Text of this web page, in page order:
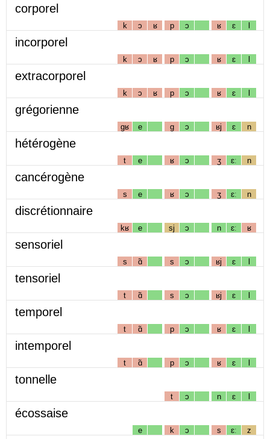
corporel
k ɔ ʁ p ɔ ʁ ɛ l
incorporel
k ɔ ʁ p ɔ ʁ ɛ l
extracorporel
k ɔ ʁ p ɔ ʁ ɛ l
grégorienne
gʁ e g ɔ ʁj ɛ n
hétérogène
t e ʁ ɔ ʒ ɛː n
cancérogène
s e ʁ ɔ ʒ ɛː n
discrétionnaire
kʁ e sj ɔ n ɛː ʁ
sensoriel
s ɑ̃ s ɔ ʁj ɛ l
tensoriel
t ɑ̃ s ɔ ʁj ɛ l
temporel
t ɑ̃ p ɔ ʁ ɛ l
intemporel
t ɑ̃ p ɔ ʁ ɛ l
tonnelle
t ɔ n ɛ l
écossaise
e k ɔ s ɛː z